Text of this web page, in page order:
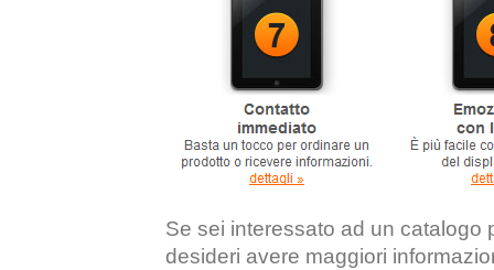
Se sei interessato ad un catalogo
desideri avere maggiori